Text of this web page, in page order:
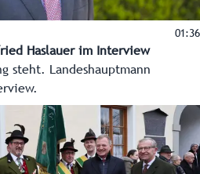
01:36
Haslauer im Interview
steht. Landeshauptmann